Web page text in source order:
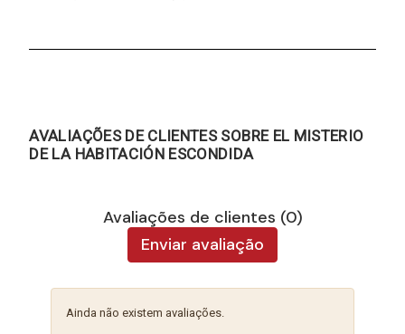
AVALIAÇÕES DE CLIENTES SOBRE EL MISTERIO
DE LA HABITACIÓN ESCONDIDA
Avaliações de clientes (0)
Enviar avaliação
Ainda não existem avaliações.